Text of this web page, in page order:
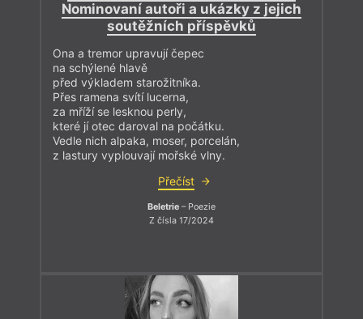
Nominovaní autoři a ukázky z jejich
soutěžních příspěvků
Ona a tremor upravují čepec
na schýlené hlavě
před výkladem starožitníka.
Přes ramena svítí lucerna,
za mříží se lesknou perly,
které jí otec daroval na počátku.
Vedle nich alpaka, moser, porcelán,
z lastury vyplouvají mořské vlny.
Přečíst
Beletrie – Poezie
Z čísla 17/2024